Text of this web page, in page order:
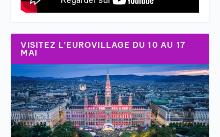
VISITEZ L’EUROVILLAGE DU 10 AU 17
MAI